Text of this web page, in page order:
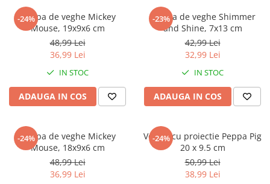
Super Mario
Hot Wheels
Looney Tunes
Nightmare before Christmas
SpongeBob
Toy Story
Jurassic Park
Ricky Zoom
Monsters Inc.
LOL SURPRISE
L.O.L Surprise!
Dora the Explorer
Jurassic World
PJ Masks
Doc McStuffins
Na! Na! Na! Surprise
Wednesday
-24%
Lampa de veghe Mickey
Mouse, 19x9x6 cm
48,99 Lei
36,99 Lei
IN STOC
ADAUGA IN COS
-23%
Lampa de veghe Shimmer
and Shine, 7x13 cm
42,99 Lei
32,99 Lei
IN STOC
ADAUGA IN COS
-24%
Lampa de veghe Mickey
Mouse, 18x9x6 cm
48,99 Lei
36,99 Lei
-24%
Veioza cu proiectie Peppa Pig
20 x 9.5 cm
50,99 Lei
38,99 Lei